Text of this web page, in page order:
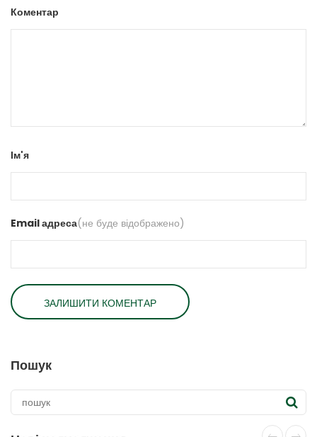
Коментар
Ім'я
Email адреса(не буде відображено)
Пошук